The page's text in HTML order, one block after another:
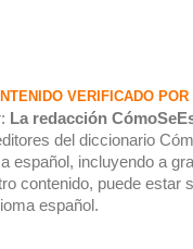
VERIFICADO
La redacción
del diccionario
español, incluyendo a
contenido, puede estar
español.